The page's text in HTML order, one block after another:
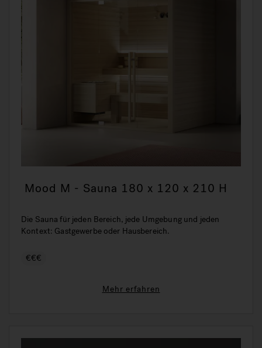
Mood M - Sauna 180 x 120 x 210 H
Die Sauna für jeden Bereich, jede Umgebung und jeden
Kontext: Gastgewerbe oder Hausbereich.
€€€
Mehr erfahren